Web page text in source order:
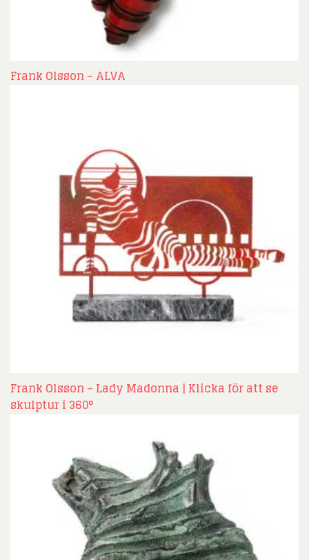
Frank Olsson – ALVA
Frank Olsson – Lady Madonna | Klicka för att se
skulptur i 360°